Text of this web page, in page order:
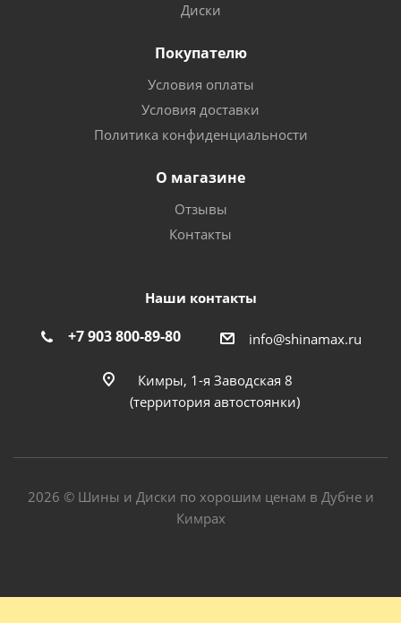
Диски
Покупателю
Условия оплаты
Условия доставки
Политика конфиденциальности
О магазине
Отзывы
Контакты
Наши контакты
+7 903 800-89-80 info@shinamax.ru
Кимры, 1-я Заводская 8
(территория автостоянки)
2026 © Шины и Диски по хорошим ценам в Дубне и
Кимрах